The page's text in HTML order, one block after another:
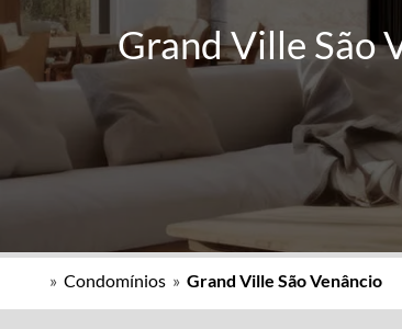
Grand Ville São
» Condomínios » Grand Ville São Venâncio